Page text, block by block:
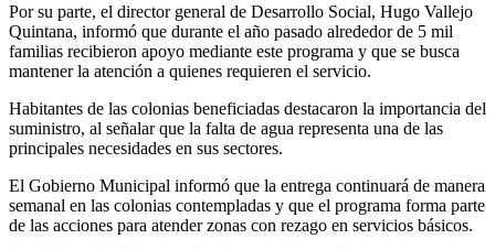
Por su parte, el director general de Desarrollo Social, Hugo Vallejo
Quintana, informó que durante el año pasado alrededor de 5 mil
familias recibieron apoyo mediante este programa y que se busca
mantener la atención a quienes requieren el servicio.
Habitantes de las colonias beneficiadas destacaron la importancia del
suministro, al señalar que la falta de agua representa una de las
principales necesidades en sus sectores.
El Gobierno Municipal informó que la entrega continuará de manera
semanal en las colonias contempladas y que el programa forma parte
de las acciones para atender zonas con rezago en servicios básicos.